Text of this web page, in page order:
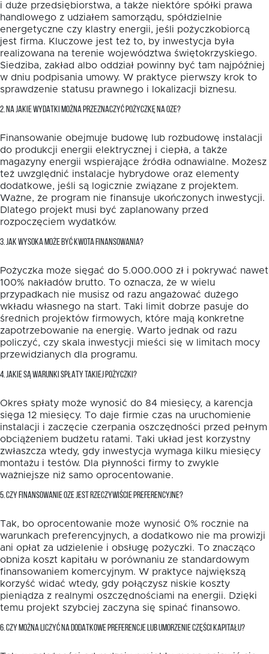
i duże przedsiębiorstwa, a także niektóre spółki prawa
handlowego z udziałem samorządu, spółdzielnie
energetyczne czy klastry energii, jeśli pożyczkobiorcą
jest firma. Kluczowe jest też to, by inwestycja była
realizowana na terenie województwa świętokrzyskiego.
Siedziba, zakład albo oddział powinny być tam najpóźniej
w dniu podpisania umowy. W praktyce pierwszy krok to
sprawdzenie statusu prawnego i lokalizacji biznesu.
2. NA JAKIE WYDATKI MOŻNA PRZEZNACZYĆ POŻYCZKĘ NA OZE?
Finansowanie obejmuje budowę lub rozbudowę instalacji
do produkcji energii elektrycznej i ciepła, a także
magazyny energii wspierające źródła odnawialne. Możesz
też uwzględnić instalacje hybrydowe oraz elementy
dodatkowe, jeśli są logicznie związane z projektem.
Ważne, że program nie finansuje ukończonych inwestycji.
Dlatego projekt musi być zaplanowany przed
rozpoczęciem wydatków.
3. JAK WYSOKA MOŻE BYĆ KWOTA FINANSOWANIA?
Pożyczka może sięgać do 5.000.000 zł i pokrywać nawet
100% nakładów brutto. To oznacza, że w wielu
przypadkach nie musisz od razu angażować dużego
wkładu własnego na start. Taki limit dobrze pasuje do
średnich projektów firmowych, które mają konkretne
zapotrzebowanie na energię. Warto jednak od razu
policzyć, czy skala inwestycji mieści się w limitach mocy
przewidzianych dla programu.
4. JAKIE SĄ WARUNKI SPŁATY TAKIEJ POŻYCZKI?
Okres spłaty może wynosić do 84 miesięcy, a karencja
sięga 12 miesięcy. To daje firmie czas na uruchomienie
instalacji i zaczęcie czerpania oszczędności przed pełnym
obciążeniem budżetu ratami. Taki układ jest korzystny
zwłaszcza wtedy, gdy inwestycja wymaga kilku miesięcy
montażu i testów. Dla płynności firmy to zwykle
ważniejsze niż samo oprocentowanie.
5. CZY FINANSOWANIE OZE JEST RZECZYWIŚCIE PREFERENCYJNE?
Tak, bo oprocentowanie może wynosić 0% rocznie na
warunkach preferencyjnych, a dodatkowo nie ma prowizji
ani opłat za udzielenie i obsługę pożyczki. To znacząco
obniża koszt kapitału w porównaniu ze standardowym
finansowaniem komercyjnym. W praktyce największą
korzyść widać wtedy, gdy połączysz niskie koszty
pieniądza z realnymi oszczędnościami na energii. Dzięki
temu projekt szybciej zaczyna się spinać finansowo.
6. CZY MOŻNA LICZYĆ NA DODATKOWE PREFERENCJE LUB UMORZENIE CZĘŚCI KAPITAŁU?